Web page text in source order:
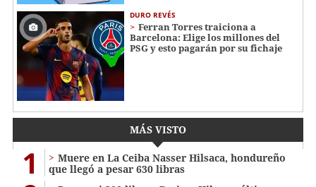
DURO REVÉS
Ferran Torres traiciona a
Barcelona: Elige los millones del
PSG y esto pagarán por su fichaje
MÁS VISTO
1
Muere en La Ceiba Nasser Hilsaca, hondureño
que llegó a pesar 630 libras